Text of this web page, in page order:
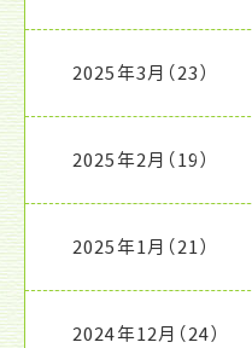
2025年3月 （23）
2025年2月 （19）
2025年1月 （21）
2024年12月 （24）